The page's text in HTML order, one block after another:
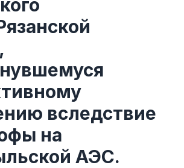
вследствие
на
АЭС.